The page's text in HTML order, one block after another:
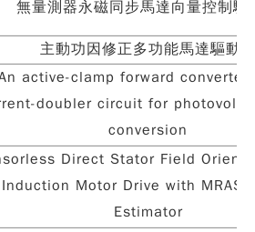
無量測器永磁同步馬達向量控制驅
主動功因修正多功能馬達驅動
active-clamp forward converter
doubler circuit for
conversion
Direct Stator Field
Induction Motor Drive with MRAS
Estimator